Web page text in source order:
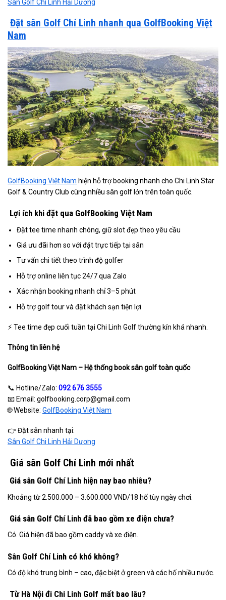
Sân Golf Chí Linh Hải Dương
Đặt sân Golf Chí Linh nhanh qua GolfBooking Việt
Nam
GolfBooking Việt Nam hiện hỗ trợ booking nhanh cho Chi Linh Star
Golf & Country Club cùng nhiều sân golf lớn trên toàn quốc.
Lợi ích khi đặt qua GolfBooking Việt Nam
Đặt tee time nhanh chóng, giữ slot đẹp theo yêu cầu
Giá ưu đãi hơn so với đặt trực tiếp tại sân
Tư vấn chi tiết theo trình độ golfer
Hỗ trợ online liên tục 24/7 qua Zalo
Xác nhận booking nhanh chỉ 3–5 phút
Hỗ trợ golf tour và đặt khách sạn tiện lợi
⚡ Tee time đẹp cuối tuần tại Chi Linh Golf thường kín khá nhanh.
Thông tin liên hệ
GolfBooking Việt Nam – Hệ thống book sân golf toàn quốc
📞 Hotline/Zalo: 092 676 3555
📧 Email: golfbooking.corp@gmail.com
🌐 Website: GolfBooking Việt Nam
👉 Đặt sân nhanh tại:
Sân Golf Chi Linh Hải Dương
Giá sân Golf Chí Linh mới nhất
Giá sân Golf Chí Linh hiện nay bao nhiêu?
Khoảng từ 2.500.000 – 3.600.000 VND/18 hố tùy ngày chơi.
Giá sân Golf Chí Linh đã bao gồm xe điện chưa?
Có. Giá hiện đã bao gồm caddy và xe điện.
Sân Golf Chí Linh có khó không?
Có độ khó trung bình – cao, đặc biệt ở green và các hố nhiều nước.
Từ Hà Nội đi Chi Linh Golf mất bao lâu?